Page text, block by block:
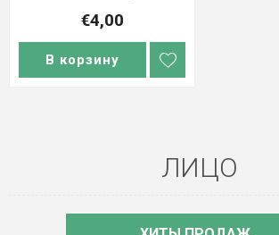
€4,00
В корзину
ЛИЦО